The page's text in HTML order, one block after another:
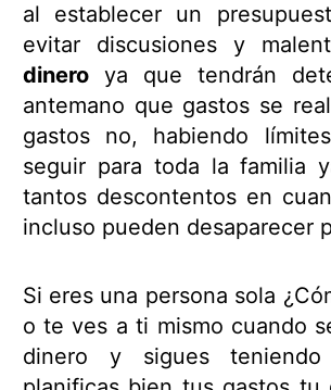
al establecer un
evitar discusiones y
dineroya que tendrán
antemano que gastos se
gastos no, habiendo
seguir para toda la familia
tantos descontentos en
incluso pueden desaparecer
Si eres una persona sola
o te ves a ti mismo cuando
dinero y sigues